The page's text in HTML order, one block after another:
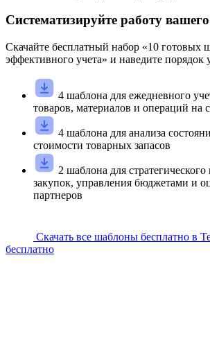
Систематизируйте работу
Скачайте бесплатный набор «10 готовых
эффективного учета» и наведите порядок
4 шаблона для ежедневного
товаров, материалов и операций на
4 шаблона для анализа
стоимости товарных запасов
2 шаблона для
закупок, управления бюджетами и
партнеров
Скачать все шаблоны бесплатно в
бесплатно